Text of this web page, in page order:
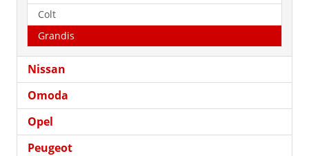
Colt
Grandis
Nissan
Omoda
Opel
Peugeot